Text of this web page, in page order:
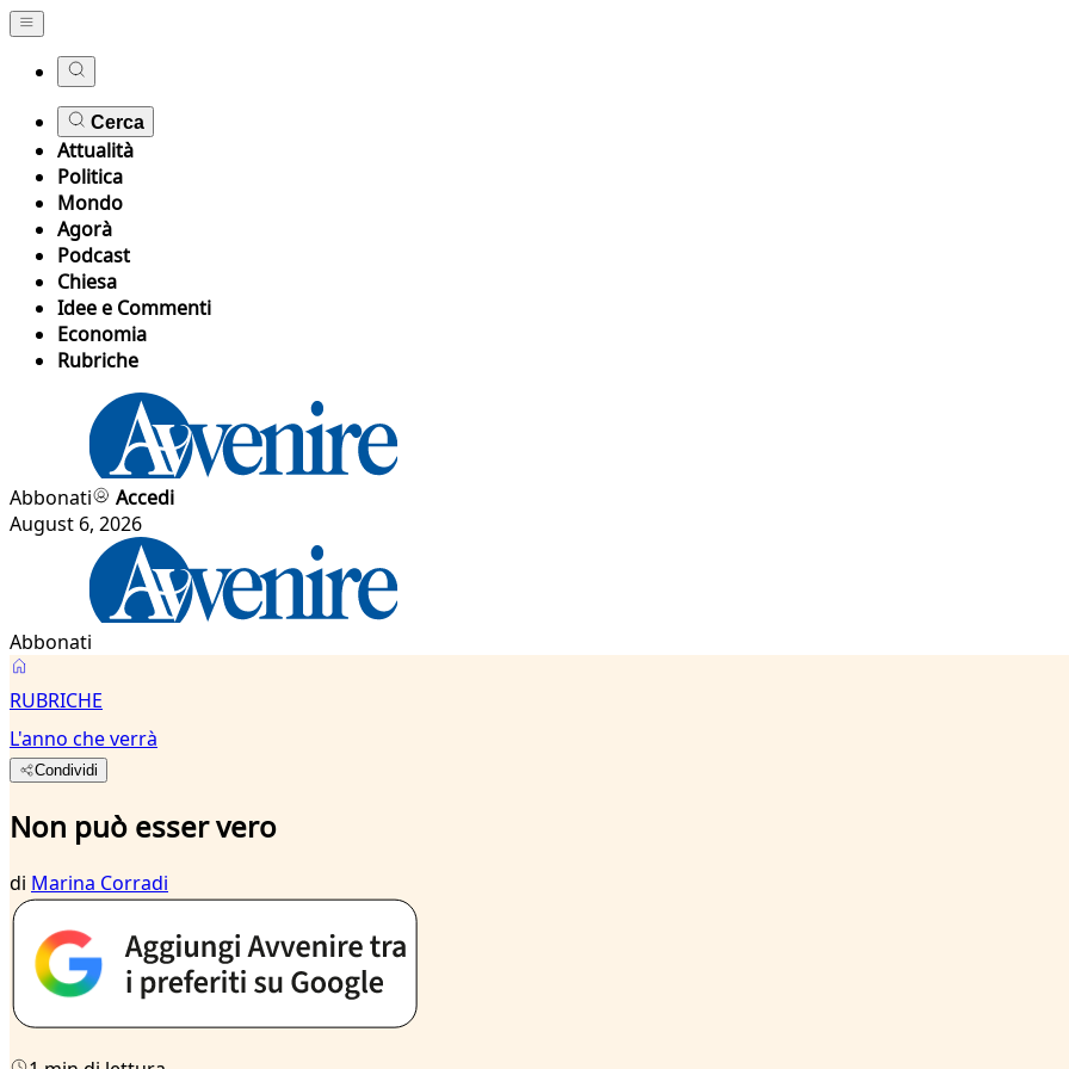
Cerca
Attualità
Politica
Mondo
Agorà
Podcast
Chiesa
Idee e Commenti
Economia
Rubriche
Abbonati
Accedi
August 6, 2026
Abbonati
RUBRICHE
L'anno che verrà
Condividi
Non può esser vero
di Marina Corradi